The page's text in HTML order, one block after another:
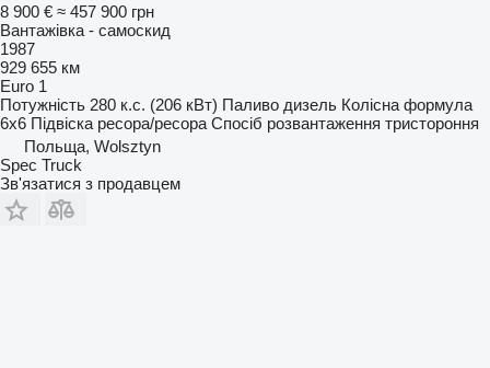
8 900 € ≈ 457 900 грн
Вантажівка - самоскид
1987
929 655 км
Euro 1
Потужність 280 к.с. (206 кВт) Паливо дизель Колісна формула
6x6 Підвіска ресора/ресора Спосіб розвантаження тристороння
Польща, Wolsztyn
Spec Truck
Зв'язатися з продавцем